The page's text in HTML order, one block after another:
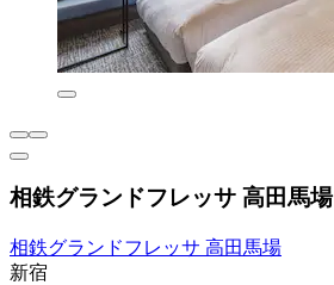
相鉄グランドフレッサ 高田馬場
相鉄グランドフレッサ 高田馬場
新宿